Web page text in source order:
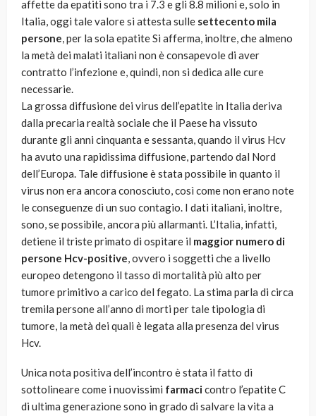
affette da epatiti sono tra i 7.3 e gli 8.8 milioni e, solo in
Italia, oggi tale valore si attesta sulle settecento mila
persone, per la sola epatite Si afferma, inoltre, che almeno
la metà dei malati italiani non è consapevole di aver
contratto l’infezione e, quindi, non si dedica alle cure
necessarie.
La grossa diffusione dei virus dell’epatite in Italia deriva
dalla precaria realtà sociale che il Paese ha vissuto
durante gli anni cinquanta e sessanta, quando il virus Hcv
ha avuto una rapidissima diffusione, partendo dal Nord
dell’Europa. Tale diffusione è stata possibile in quanto il
virus non era ancora conosciuto, così come non erano note
le conseguenze di un suo contagio. I dati italiani, inoltre,
sono, se possibile, ancora più allarmanti. L’Italia, infatti,
detiene il triste primato di ospitare il maggior numero di
persone Hcv-positive, ovvero i soggetti che a livello
europeo detengono il tasso di mortalità più alto per
tumore primitivo a carico del fegato. La stima parla di circa
tremila persone all’anno di morti per tale tipologia di
tumore, la metà dei quali è legata alla presenza del virus
Hcv.
Unica nota positiva dell’incontro è stata il fatto di
sottolineare come i nuovissimi farmacicontro l’epatite C
di ultima generazione sono in grado di salvare la vita a